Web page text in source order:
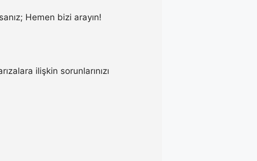
Hemen bizi arayın!
ilişkin sorunlarınızı